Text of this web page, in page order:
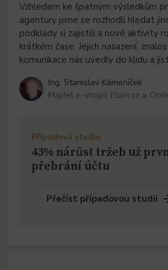
Vzhledem ke špatným výsledkům
agentury jsme se rozhodli hledat
podklady si zajistili a nové aktivity
krátkém čase. Jejich nasazení,
komunikace nás uvedly do klidu a
Ing. Stanislav Kameníček
Majitel e-shopů Etani.cz a
Případová studie
43% nárůst tržeb už
přebrání účtu
Přečíst případovou studii